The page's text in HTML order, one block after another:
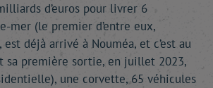
d’euros pour livrer 6
mer (le premier d’entre eux,
est déjà arrivé à Nouméa, et c’est au
sa première sortie, en juillet 2023,
une corvette, 65 véhicules